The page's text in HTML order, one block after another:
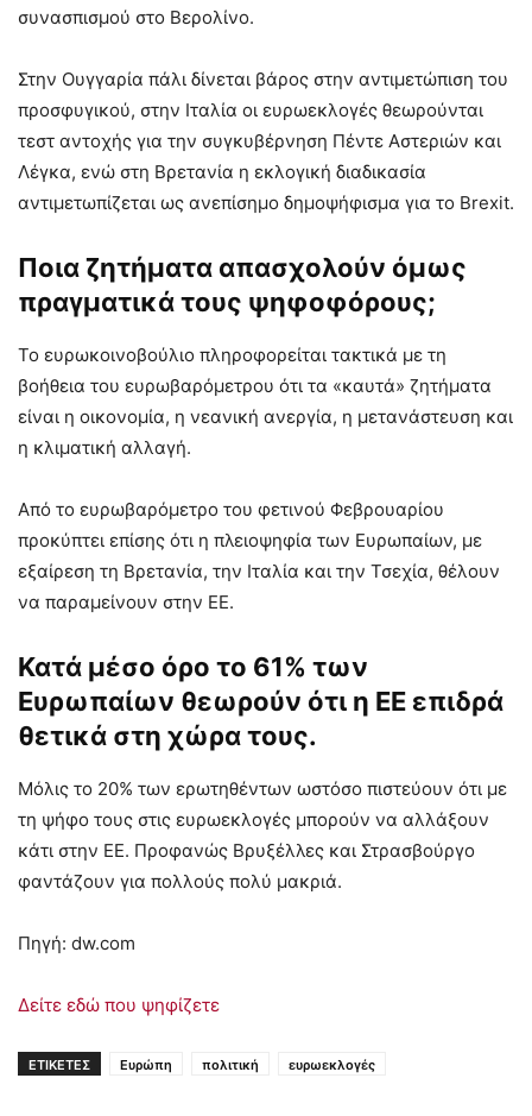
συνασπισμού στο Βερολίνο.
Στην Ουγγαρία πάλι δίνεται βάρος στην αντιμετώπιση του
προσφυγικού, στην Ιταλία οι ευρωεκλογές θεωρούνται
τεστ αντοχής για την συγκυβέρνηση Πέντε Αστεριών και
Λέγκα, ενώ στη Βρετανία η εκλογική διαδικασία
αντιμετωπίζεται ως ανεπίσημο δημοψήφισμα για το Brexit.
Ποια ζητήματα απασχολούν όμως
πραγματικά τους ψηφοφόρους;
Το ευρωκοινοβούλιο πληροφορείται τακτικά με τη
βοήθεια του ευρωβαρόμετρου ότι τα «καυτά» ζητήματα
είναι η οικονομία, η νεανική ανεργία, η μετανάστευση και
η κλιματική αλλαγή.
Από το ευρωβαρόμετρο του φετινού Φεβρουαρίου
προκύπτει επίσης ότι η πλειοψηφία των Ευρωπαίων, με
εξαίρεση τη Βρετανία, την Ιταλία και την Τσεχία, θέλουν
να παραμείνουν στην ΕΕ.
Κατά μέσο όρο το 61% των
Ευρωπαίων θεωρούν ότι η ΕΕ επιδρά
θετικά στη χώρα τους.
Μόλις το 20% των ερωτηθέντων ωστόσο πιστεύουν ότι με
τη ψήφο τους στις ευρωεκλογές μπορούν να αλλάξουν
κάτι στην ΕΕ. Προφανώς Βρυξέλλες και Στρασβούργο
φαντάζουν για πολλούς πολύ μακριά.
Πηγή: dw.com
Δείτε εδώ που ψηφίζετε
ΕΤΙΚΕΤΕΣ Ευρώπη πολιτική ευρωεκλογές